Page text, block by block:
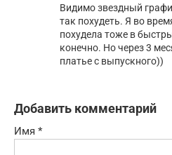
Видимо звездный
так похудеть. Я во
похудела тоже в
конечно. Но через 3
платье с выпускного))
Добавить комментарий
Имя *